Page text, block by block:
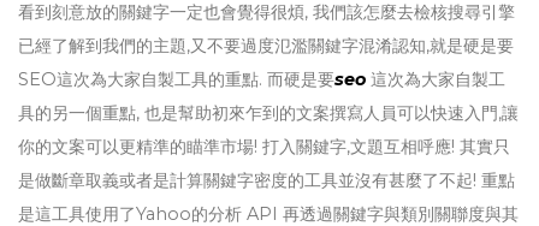
看到刻意放的關鍵字一定也會覺得很煩, 我們該怎麼去檢核搜尋引擎
已經了解到我們的主題,又不要過度氾濫關鍵字混淆認知,就是硬是要
SEO這次為大家自製工具的重點. 而硬是要seo 這次為大家自製工
具的另一個重點, 也是幫助初來乍到的文案撰寫人員可以快速入門,讓
你的文案可以更精準的瞄準市場! 打入關鍵字,文題互相呼應! 其實只
是做斷章取義或者是計算關鍵字密度的工具並沒有甚麼了不起! 重點
是這工具使用了Yahoo的分析 API 再透過關鍵字與類別關聯度與其